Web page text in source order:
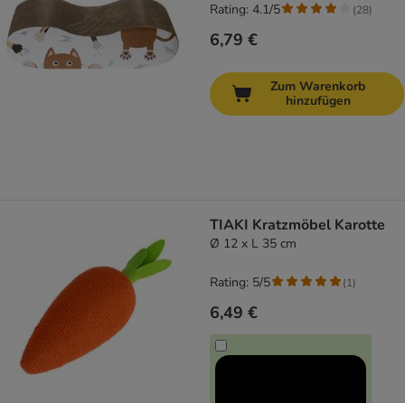
6,79 €
Rating: 4.1/5 (28)
Zum Warenkorb
hinzufügen
TIAKI Kratzmöbel Karotte
Ø 12 x L 35 cm
6,49 €
Rating: 5/5 (1)